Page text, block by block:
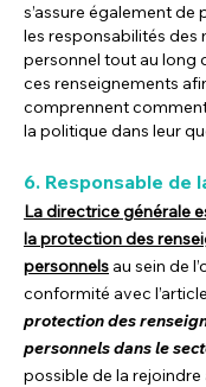
s’assure également de
les responsabilités des
personnel tout au long
ces renseignements
comprennent
la politique dans leur
6. Responsable de
La directrice générale
la protection des
personnels au sein de
conformité avec
protection des
personnels dans le
possible de la rejoindre